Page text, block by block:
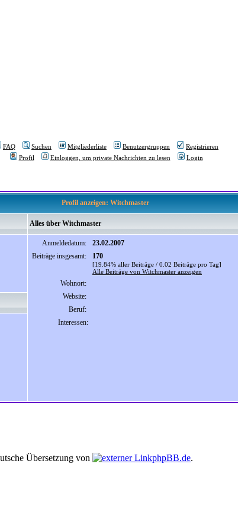
FAQ Suchen Mitgliederliste Benutzergruppen
Registrieren
Profil
Einloggen, um private Nachrichten zu lesen Login
Profil anzeigen: Witchmaster
Alles über Witchmaster
Anmeldedatum:
23.02.2007
Beiträge insgesamt:
170
[19.84% aller Beiträge / 0.02 Beiträge pro Tag]
Alle Beiträge von Witchmaster anzeigen
Wohnort:
Website:
Beruf:
Interessen:
Übersetzung von phpBB.de.